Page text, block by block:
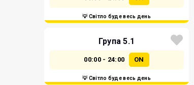
💡 Світло буде весь день
Група 5.1
00:00 - 24:00 ON
💡 Світло буде весь день